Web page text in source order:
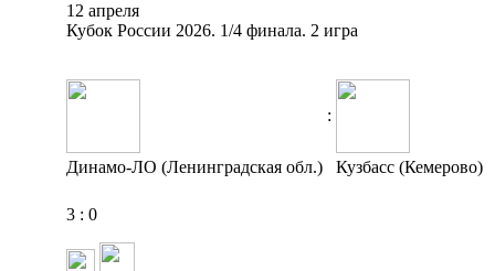
12 апреля
Кубок России 2026. 1/4 финала. 2 игра
:
Динамо-ЛО (Ленинградская обл.) Кузбасс (Кемерово)
3 : 0